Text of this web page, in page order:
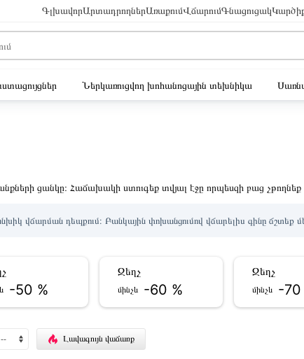
ԳլխավորԱրտադրողներԱռաքումՎճարումԳնացուցակ
Ներկառուցվող խոհանոցային տեխնիկա
ցանկը։ Հաճախակի ստուգեք տվյալ էջը որպեսզի բաց չթողնեք
վճարման դեպքում։ Բանկային փոխանցումով վճարելիս գինը ճշտեք
-50 %
Զեղչ
մինչև -60 %
Զեղչ
մինչև -70
Լավագույն վաճառք